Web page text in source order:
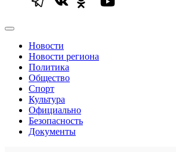
Новости
Новости региона
Политика
Общество
Спорт
Культура
Официально
Безопасность
Документы